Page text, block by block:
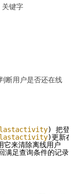
键字
断用户是否还在线
) 把登录
)更新在
它来清除离线用户
满足查询条件的记录集